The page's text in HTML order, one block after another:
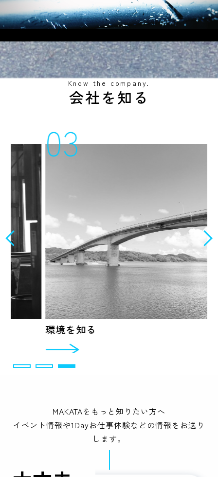
Know the company.
会社を知る
03
環境を知る
1 2 3
MAKATAをもっと知りたい方へ
イベント情報や1Dayお仕事体験などの情報をお送り
します。